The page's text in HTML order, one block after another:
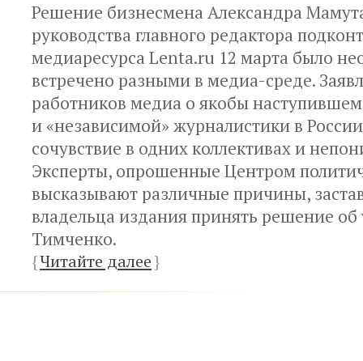
Решение бизнесмена Александра
руководства главного редактора
медиаресурса Lenta.ru 12 марта было
встречено разными в медиа-среде.
работников медиа о якобы
и «независимой» журналистики в
сочувствие в одних коллективах и
Эксперты, опрошенные Центром
высказывают различные причины,
владельца издания принять решение об
Тимченко.
{Читайте далее}